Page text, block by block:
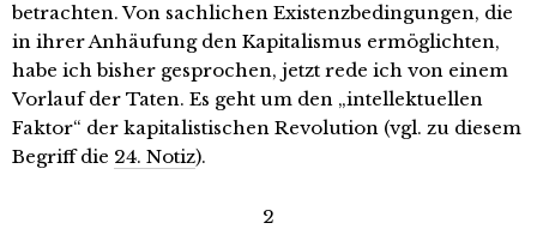
betrachten. Von sachlichen Existenzbedingungen, die
in ihrer Anhäufung den Kapitalismus ermöglichten,
habe ich bisher gesprochen, jetzt rede ich von einem
Vorlauf der Taten. Es geht um den „intellektuellen
Faktor“ der kapitalistischen Revolution (vgl. zu diesem
Begriff die 24. Notiz).
2